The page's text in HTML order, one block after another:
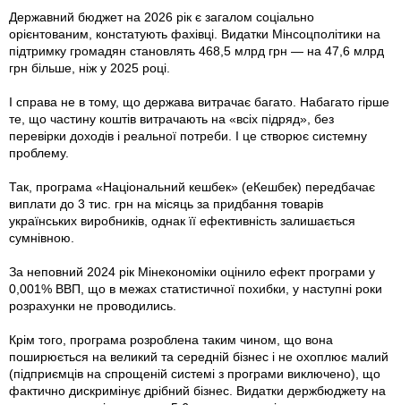
Державний бюджет на 2026 рік є загалом соціально
орієнтованим, констатують фахівці. Видатки Мінсоцполітики на
підтримку громадян становлять 468,5 млрд грн — на 47,6 млрд
грн більше, ніж у 2025 році.
І справа не в тому, що держава витрачає багато. Набагато гірше
те, що частину коштів витрачають на «всіх підряд», без
перевірки доходів і реальної потреби. І це створює системну
проблему.
Так, програма «Національний кешбек» (еКешбек) передбачає
виплати до 3 тис. грн на місяць за придбання товарів
українських виробників, однак її ефективність залишається
сумнівною.
За неповний 2024 рік Мінекономіки оцінило ефект програми у
0,001% ВВП, що в межах статистичної похибки, у наступні роки
розрахунки не проводились.
Крім того, програма розроблена таким чином, що вона
поширюється на великий та середній бізнес і не охоплює малий
(підприємців на спрощеній системі з програми виключено), що
фактично дискримінує дрібний бізнес. Видатки держбюджету на